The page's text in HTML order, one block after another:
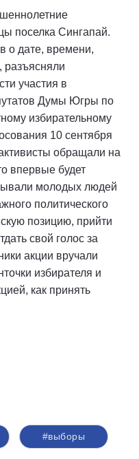
поселка Сингапай.
о дате, времени,
разъясняли
участия в
Думы Югры по
избирательному
10 сентября
обращали на
впервые будет
молодых людей
политического
позицию, прийти
свой голос за
акции вручали
избирателя и
как принять
#выборы